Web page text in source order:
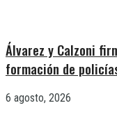
Álvarez y Calzoni
formación de
6 agosto, 2026